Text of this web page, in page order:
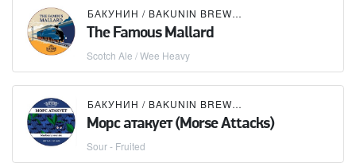
БАКУНИН / BAKUNIN BREWING CO.
The Famous Mallard
Scotch Ale / Wee Heavy
БАКУНИН / BAKUNIN BREWING CO.
Морс атакует (Morse Attacks)
Sour - Fruited